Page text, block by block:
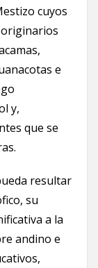
cuyos
e
y,
que se
resultar
su
a la
andino e